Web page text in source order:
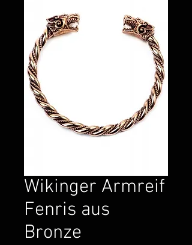
Wikinger Armreif
Fenris aus
Bronze